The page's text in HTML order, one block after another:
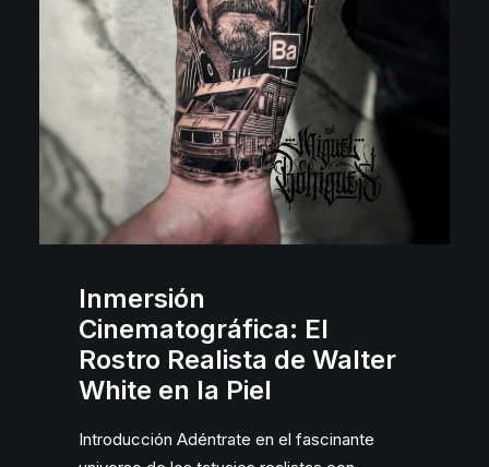
CITA PARA TATUARSE
Inmersión
Cinematográfica: El
Rostro Realista de Walter
White en la Piel
Introducción Adéntrate en el fascinante